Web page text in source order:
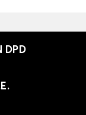
DPD